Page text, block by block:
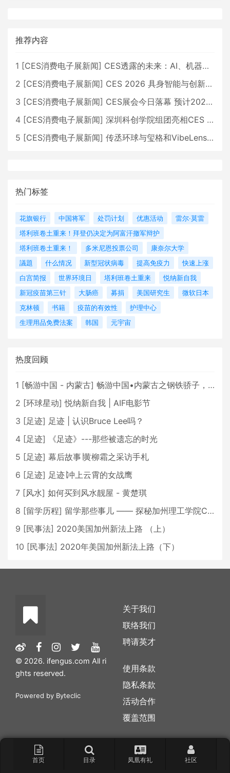
推荐内容
1 [CES消费电子展新闻] CES透露的未来：AI、机器人与智能生活大爆发
2 [CES消费电子展新闻] CES 2026 具身智能与创新领域 中国公司大放异彩
3 [CES消费电子展新闻] CES展会今日落幕 预计2026行业收入将超五千亿美元
4 [CES消费电子展新闻] 深圳科创学院组团亮相CES 广受好评
5 [CES消费电子展新闻] 传丞环球与玺格和VibeLens共同推出全新耳机
热门标签
花旗银行 中国将军 处罚计划 优惠活动
雷尔·莫雷
塔利班卷土重来！拜登仍决定为阿富汗撤军辩护
塔利班卷土重来！
多米尼恩投票公司
康奈尔大学
議題
什么情况 新型冠状病毒 提高免疫力
快速上涨
白宫简报
世界环境日 塔利班卷土重来
悦纳新自我
新冠疫苗第三针
大肠癌 募捐 美国研究生
微软日本
克林顿
书籍 疫苗的有效性
护理中心
生理用品免费法案
韩国 元宇宙
热度回顾
1 [畅游中国 - 内蒙古] 畅游中国•内蒙古之钢铁骄子，魅力包头
2 [环球星动] 悦纳新自我 | AIF电影节
3 [足迹] 足迹 | 认识Bruce Lee吗？
4 [足迹]
《足迹》---那些被遗忘的时光
5 [足迹] 幕后故事∣黄柳霜之采访手札
6 [足迹] 足迹∣冲上云霄的女战鹰
7 [风水] 如何买到风水靓屋 - 黄楚琪
8 [留学历程] 留学那些事儿 —— 探秘加州理工学院Caltech博士生活 [上集]
9 [民事法] 2020美国加州新法上路 （上）
10 [民事法] 2020年美国加州新法上路（下）
首页 目录 凤凰有礼 社区
© 2026. ifengus.com All ri
ghts reserved.
Powered by Byteclic
关于我们
联络我们
聘请英才
使用条款
隐私条款
活动合作
覆盖范围